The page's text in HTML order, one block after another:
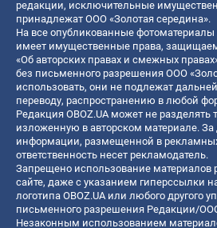
редакции, исключительные
принадлежат ООО «Золотая середина».
На все опубликованные фотоматериалы
имеет имущественные права,
«Об авторских правах и смежных
без письменного разрешения ООО
использовать, они не подлежат
переводу, распространению в любой
Редакция OBOZ.UA может не разделять
изложенную в авторском материале. За
информации, размещенной в
ответственность несет рекламодатель.
Запрещено использование
сайте, даже с указанием гиперссылки
логотипа OBOZ.UA или любого другого
письменного разрешения Редакции/
Незаконным использованием